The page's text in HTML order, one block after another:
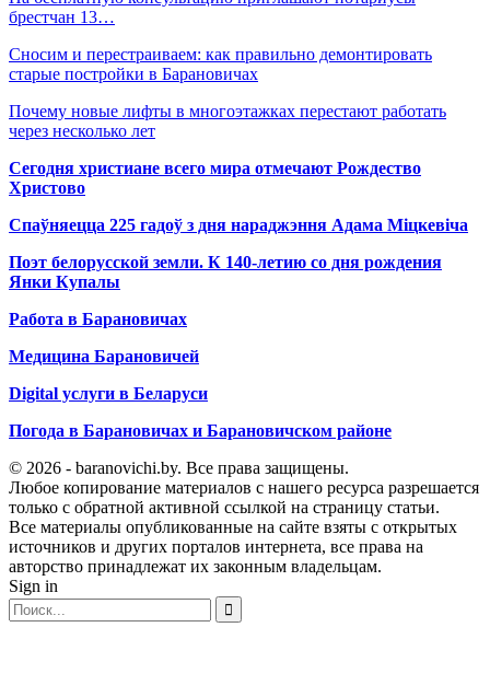
брестчан 13…
Сносим и перестраиваем: как правильно демонтировать
старые постройки в Барановичах
Почему новые лифты в многоэтажках перестают работать
через несколько лет
Сегодня христиане всего мира отмечают Рождество
Христово
Спаўняецца 225 гадоў з дня нараджэння Адама Міцкевіча
Поэт белорусской земли. К 140-летию со дня рождения
Янки Купалы
Работа в Барановичах
Медицина Барановичей
Digital услуги в Беларуси
Погода в Барановичах и Барановичском районе
© 2026 - baranovichi.by. Все права защищены.
Любое копирование материалов с нашего ресурса разрешается
только с обратной активной ссылкой на страницу статьи.
Все материалы опубликованные на сайте взяты с открытых
источников и других порталов интернета, все права на
авторство принадлежат их законным владельцам.
Sign in